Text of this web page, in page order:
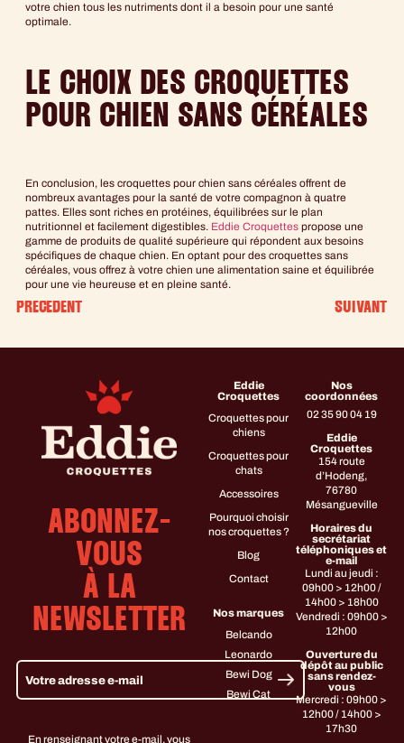
votre chien tous les nutriments dont il a besoin pour une santé
optimale.
LE CHOIX DES CROQUETTES
POUR CHIEN SANS CÉRÉALES
En conclusion, les croquettes pour chien sans céréales offrent de
nombreux avantages pour la santé de votre compagnon à quatre
pattes. Elles sont riches en protéines, équilibrées sur le plan
nutritionnel et facilement digestibles. Eddie Croquettes propose une
gamme de produits de qualité supérieure qui répondent aux besoins
spécifiques de chaque chien. En optant pour des croquettes sans
céréales, vous offrez à votre chien une alimentation saine et équilibrée
pour une vie heureuse et en pleine santé.
PRÉCÉDENT SUIVANT
ABONNEZ-
VOUS
À LA
NEWSLETTER
En renseignant votre e-mail, vous
Eddie
Croquettes
Croquettes pour
chiens
Croquettes pour
chats
Accessoires
Pourquoi choisir
nos croquettes ?
Blog
Contact
Nos marques
Belcando
Leonardo
Bewi Dog
Bewi Cat
Nos
coordonnées
02 35 90 04 19
Eddie
Croquettes
154 route
d’Hodeng,
76780
Mésangueville
Horaires du
secrétariat
téléphoniques et
e-mail
Lundi au jeudi :
09h00 > 12h00 /
14h00 > 18h00
Vendredi : 09h00 >
12h00
Ouverture du
dépôt au public
sans rendez-
vous
Mercredi : 09h00 >
12h00 / 14h00 >
17h30